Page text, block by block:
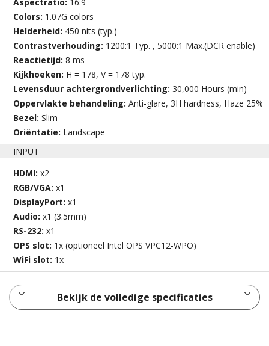
Colors: 1.07G colors
Helderheid: 450 nits (typ.)
Contrastverhouding: 1200:1 Typ. , 5000:1 Max.(DCR enable)
Reactietijd:8 ms
Kijkhoeken: H = 178, V = 178 typ.
Levensduur achtergrondverlichting:30,000 Hours (min)
Oppervlakte behandeling:Anti-glare, 3H hardness, Haze 25%
Bezel:Slim
Oriëntatie: Landscape
INPUT
HDMI:x2
RGB/VGA:x1
DisplayPort:x1
Audio:x1 (3.5mm)
RS-232:x1
OPS slot: 1x (optioneel Intel OPS VPC12-WPO)
WiFi slot: 1x
Bekijk de volledige specificaties